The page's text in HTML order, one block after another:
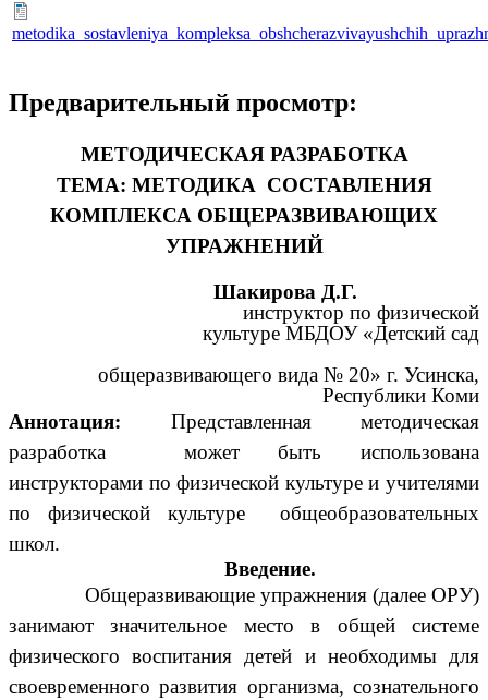
Предварительный просмотр:
МЕТОДИЧЕСКАЯ РАЗРАБОТКА
ТЕМА: МЕТОДИКА СОСТАВЛЕНИЯ
КОМПЛЕКСА ОБЩЕРАЗВИВАЮЩИХ
УПРАЖНЕНИЙ
Шакирова Д.Г.
инструктор по физической
культуре МБДОУ «Детский сад
общеразвивающего вида № 20» г. Усинска,
Республики Коми
Аннотация: Представленная методическая
разработка может быть использована
инструкторами по физической культуре и учителями
по физической культуре общеобразовательных
школ.
Введение.
Общеразвивающие упражнения (далее ОРУ)
занимают значительное место в общей системе
физического воспитания детей и необходимы для
своевременного развития организма, сознательного